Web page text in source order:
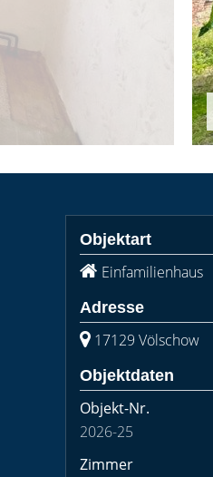
Objektart
Einfamilienhaus
Adresse
17129 Völschow
Objektdaten
Objekt-Nr.
2026-25
Zimmer